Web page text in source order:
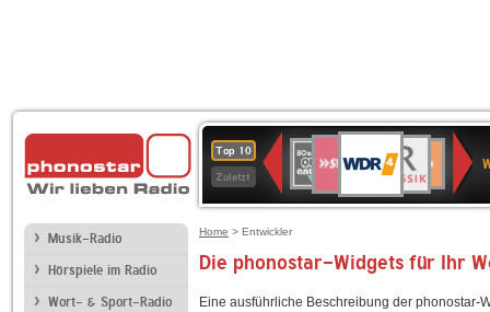
Top 10
Zuletzt
Deutschlandfunk
80er
90er
OLDIE
ANTENNE
4
KLASSIK
Kultur
Kultur
2
Musik-Radio
Hörspiele im Radio
Wort- & Sport-Radio
Home > Entwickler
Die phonostar-Widgets für Ihr
Eine ausführliche Beschreibung der